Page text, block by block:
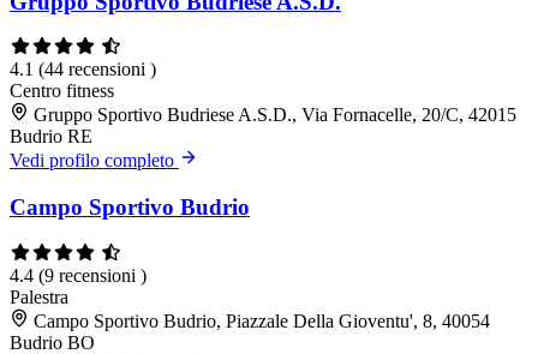
4.1 (44 recensioni )
Centro fitness
Gruppo Sportivo Budriese A.S.D., Via Fornacelle, 20/C, 42015
Budrio RE
Vedi profilo completo
Campo Sportivo Budrio
4.4 (9 recensioni )
Palestra
Campo Sportivo Budrio, Piazzale Della Gioventu', 8, 40054
Budrio BO